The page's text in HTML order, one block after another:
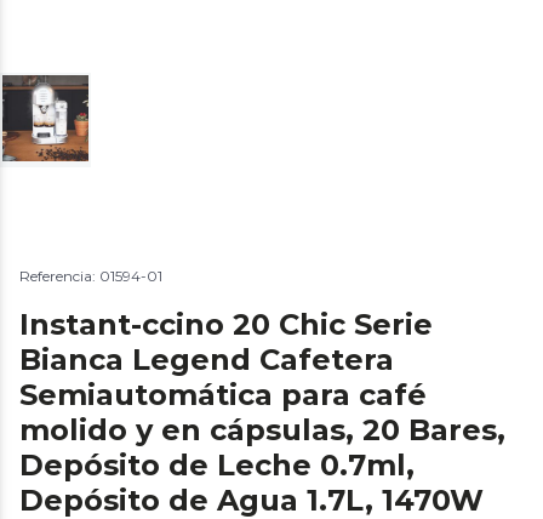
Referencia: 01594-01
Instant-ccino 20 Chic Serie
Bianca Legend Cafetera
Semiautomática para café
molido y en cápsulas, 20 Bares,
Depósito de Leche 0.7ml,
Depósito de Agua 1.7L, 1470W